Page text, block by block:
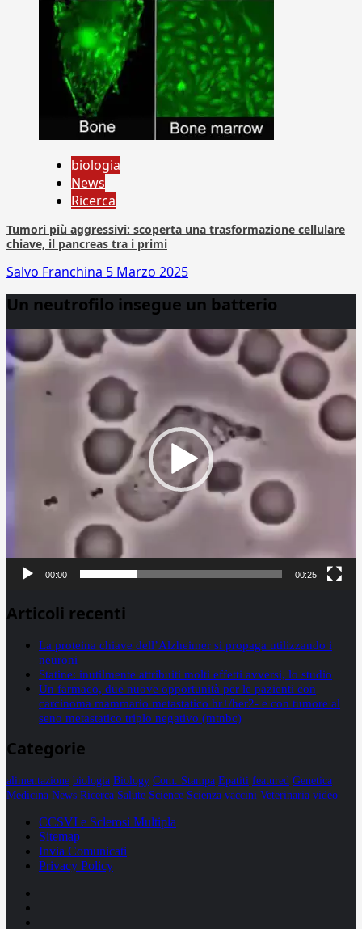
biologia
News
Ricerca
Tumori più aggressivi: scoperta una trasformazione cellulare
chiave, il pancreas tra i primi
Salvo Franchina 5 Marzo 2025
Un neutrofilo insegue un batterio
Player
00:00 00:25
Articoli recenti
La proteina chiave dell’Alzheimer si propaga utilizzando i
neuroni
Statine: inutilmente attribuiti molti effetti avversi, lo studio
Un farmaco, due nuove opportunità per le pazienti con
carcinoma mammario metastatico hr+/her2- e con tumore al
seno metastatico triplo negativo (mtnbc)
Categorie
alimentazione biologia Biology Com. Stampa Epatiti featured Genetica
Medicina News Ricerca Salute Science Scienza vaccini Veterinaria video
CCSVI e Sclerosi Multipla
Sitemap
Invia Comunicati
Privacy Policy